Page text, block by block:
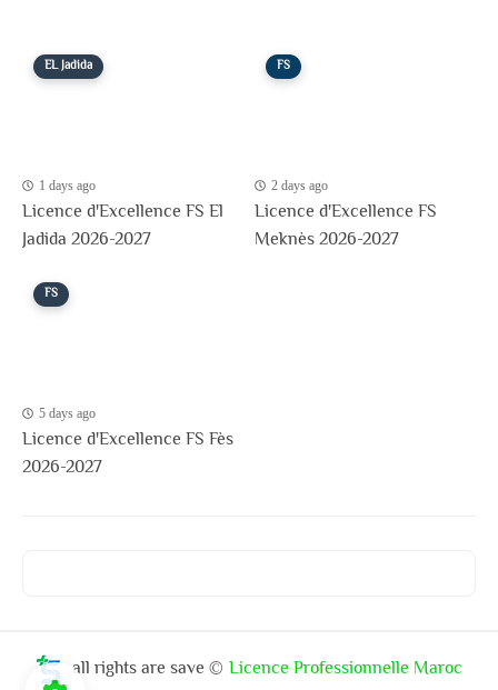
EL Jadida
1 days ago
Licence d'Excellence FS El
Jadida 2026-2027
FS
2 days ago
Licence d'Excellence FS
Meknès 2026-2027
FS
5 days ago
Licence d'Excellence FS Fès
2026-2027
all rights are save © Licence Professionnelle Maroc